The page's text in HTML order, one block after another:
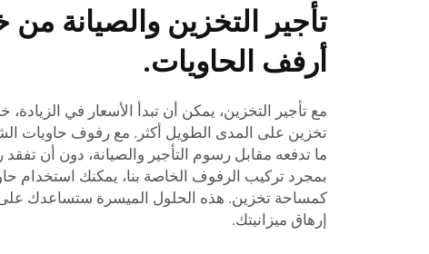
تأجير التخزين والصيانة
أرفف الحاويات.
مع تأجير التخزين، يمكن أن تبدأ الأسعار في
تخزين على المدى الطويل أكثر. مع رفوف حاويات
ما تدفعه مقابل رسوم التأجير والصيانة، دون أن تفقد
بمجرد تركيب الرفوف الخاصة بنا، يمكنك استخدام
كمساحة تخزين. هذه الحلول الميسرة ستساعدك على
إرهاق ميزانيتك.